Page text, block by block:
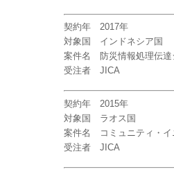
契約年 2017年
対象国 インドネシア国
案件名 防災情報処理伝達
受注者 JICA
契約年 2015年
対象国 ラオス国
案件名 コミュニティ・イ
受注者 JICA